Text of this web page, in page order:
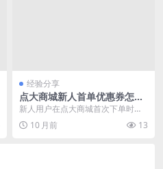
经验分享
点大商城新人首单优惠券怎么
领
新人用户在点大商城首次下单时，
通常可以领取一份专属的优惠券以
享受折扣优惠。领取该...
10 月前 13